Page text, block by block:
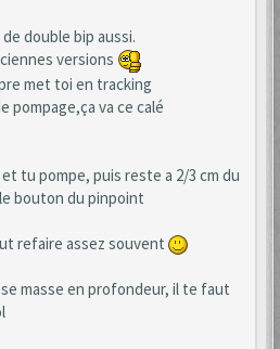
double bip aussi.
versions
met toi en tracking
pompage,ça va ce calé
tu pompe, puis reste a 2/3 cm du
bouton du pinpoint
refaire assez souvent
masse en profondeur, il te faut